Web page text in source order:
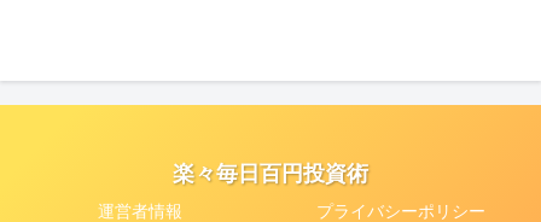
楽々毎日百円投資術
運営者情報
プライバシーポリシー